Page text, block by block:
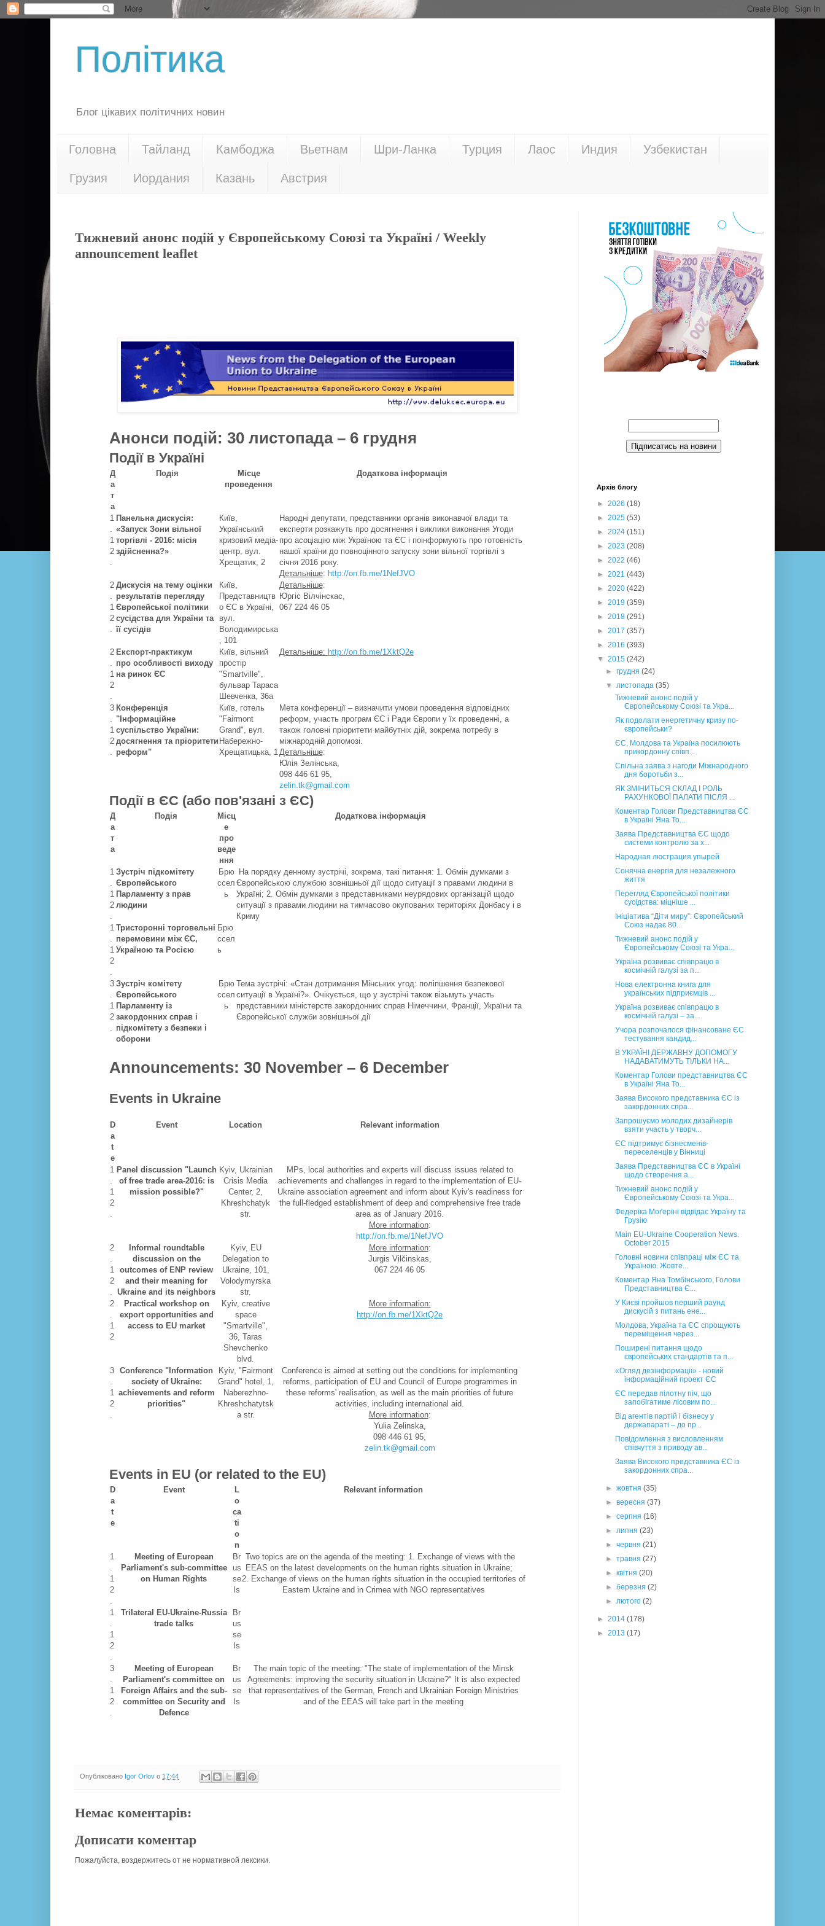
Політика
Блог цікавих політичних новин
Головна Тайланд Камбоджа Вьетнам Шри-Ланка Турция Лаос Индия Узбекистан
Грузия Иордания Казань Австрия
Тижневий анонс подій у Європейському Союзі та Україні / Weekly
announcement leaflet
Анонси подій: 30 листопада – 6 грудня
Події в Україні
Д
а
т
а
Подія
Місце
проведення
Додаткова інформація
1
.
1
2
.
Панельна дискусія:
«Запуск Зони вільної
торгівлі - 2016: місія
здійсненна?»
Київ,
Український
кризовий медіа-
центр, вул.
Хрещатик, 2
Народні депутати, представники органів виконавчої влади та
експерти розкажуть про досягнення і виклики виконання Угоди
про асоціацію між Україною та ЄС і поінформують про готовність
нашої країни до повноцінного запуску зони вільної торгівлі з
січня 2016 року.
Детальніше: http://on.fb.me/1NefJVO
2
.
1
2
.
Дискусія на тему оцінки
результатів перегляду
Європейської політики
сусідства для України та
її сусідів
Київ,
Представництв
о ЄС в Україні,
вул.
Володимирська
, 101
Детальніше:
Юргіс Вілчінскас,
067 224 46 05
2
.
1
2
.
Експорт-практикум
про особливості виходу
на ринок ЄС
Київ, вільний
простір
"Smartville",
бульвар Тараса
Шевченка, 36а
Детальніше: http://on.fb.me/1XktQ2e
3
.
1
2
.
Конференція
"Інформаційне
суспільство України:
досягнення та пріоритети
реформ"
Київ, готель
"Fairmont
Grand", вул.
Набережно-
Хрещатицька, 1
Мета конференції – визначити умови проведення відповідних
реформ, участь програм ЄС і Ради Європи у їх проведенні, а
також головні пріоритети майбутніх дій, зокрема потребу в
міжнародній допомозі.
Детальніше:
Юлія Зелінська,
098 446 61 95,
zelin.tk@gmail.com
Події в ЄС (або пов'язані з ЄС)
Д
а
т
а
Подія
Місц
е
про
веде
ння
Додаткова інформація
1
.
1
2
.
Зустріч підкомітету
Європейського
Парламенту з прав
людини
Брю
ссел
ь
На порядку денному зустрічі, зокрема, такі питання: 1. Обмін думками з
Європейською службою зовнішньої дії щодо ситуації з правами людини в
Україні; 2. Обмін думками з представниками неурядових організацій щодо
ситуації з правами людини на тимчасово окупованих територіях Донбасу і в
Криму
1
.
1
2
.
Тристоронні торговельні
перемовини між ЄС,
Україною та Росією
Брю
ссел
ь
3
.
1
2
.
Зустріч комітету
Європейського
Парламенту із
закордонних справ і
підкомітету з безпеки і
оборони
Брю
ссел
ь
Тема зустрічі: «Стан дотримання Мінських угод: поліпшення безпекової
ситуації в Україні?». Очікується, що у зустрічі також візьмуть участь
представники міністерств закордонних справ Німеччини, Франції, України та
Європейської служби зовнішньої дії
Announcements: 30 November – 6 December
Events in Ukraine
D
a
t
e
Event Location Relevant information
1
.
1
2
.
Panel discussion "Launch
of free trade area-2016: is
mission possible?"
Kyiv, Ukrainian
Crisis Media
Center, 2,
Khreshchatyk
str.
MPs, local authorities and experts will discuss issues related to
achievements and challenges in regard to the implementation of EU-
Ukraine association agreement and inform about Kyiv's readiness for
the full-fledged establishment of deep and comprehensive free trade
area as of January 2016.
More information:
http://on.fb.me/1NefJVO
2
.
1
2
.
Informal roundtable
discussion on the
outcomes of ENP review
and their meaning for
Ukraine and its neighbors
Kyiv, EU
Delegation to
Ukraine, 101,
Volodymyrska
str.
More information:
Jurgis Vilčinskas,
067 224 46 05
2
.
1
2
Practical workshop on
export opportunities and
access to EU market
Kyiv, creative
space
"Smartville",
36, Taras
Shevchenko
blvd.
More information:
http://on.fb.me/1XktQ2e
3
.
1
2
.
Conference "Information
society of Ukraine:
achievements and reform
priorities"
Kyiv, "Fairmont
Grand" hotel, 1,
Naberezhno-
Khreshchatytsk
a str.
Conference is aimed at setting out the conditions for implementing
reforms, participation of EU and Council of Europe programmes in
these reforms' realisation, as well as the main priorities of future
activities, including international aid.
More information:
Yulia Zelinska,
098 446 61 95,
zelin.tk@gmail.com
Events in EU (or related to the EU)
D
a
t
e
Event
L
o
ca
ti
o
n
Relevant information
1
.
1
2
.
Meeting of European
Parliament's sub-committee
on Human Rights
Br
us
se
ls
Two topics are on the agenda of the meeting: 1. Exchange of views with the
EEAS on the latest developments on the human rights situation in Ukraine;
2. Exchange of views on the human rights situation in the occupied territories of
Eastern Ukraine and in Crimea with NGO representatives
1
.
1
2
.
Trilateral EU-Ukraine-Russia
trade talks
Br
us
se
ls
3
.
1
2
.
Meeting of European
Parliament's committee on
Foreign Affairs and the sub-
committee on Security and
Defence
Br
us
se
ls
The main topic of the meeting: "The state of implementation of the Minsk
Agreements: improving the security situation in Ukraine?" It is also expected
that representatives of the German, French and Ukrainian Foreign Ministries
and of the EEAS will take part in the meeting
Опубліковано Igor Orlov о 17:44
Немає коментарів:
Дописати коментар
Пожалуйста, воздержитесь от не нормативной лексики.
Архів блогу
► 2026 (18)
► 2025 (53)
► 2024 (151)
► 2023 (208)
► 2022 (46)
► 2021 (443)
► 2020 (422)
► 2019 (359)
► 2018 (291)
► 2017 (357)
► 2016 (393)
▼ 2015 (242)
►грудня(24)
▼листопада(35)
Тижневий анонс подій у
Європейському Союзі та Укра...
Як подолати енергетичну кризу по-
європейськи?
ЄС, Молдова та Україна посилюють
прикордонну співп...
Спільна заява з нагоди Міжнародного
дня боротьби з...
ЯК ЗМІНИТЬСЯ СКЛАД І РОЛЬ
РАХУНКОВОЇ ПАЛАТИ ПІСЛЯ ...
Коментар Голови Представництва ЄС
в Україні Яна То...
Заява Представництва ЄС щодо
системи контролю за х...
Народная люстрация упырей
Сонячна енергія для незалежного
життя
Перегляд Європейської політики
сусідства: міцніше ...
Ініціатива “Діти миру”: Європейський
Союз надає 80...
Тижневий анонс подій у
Європейському Союзі та Укра...
Україна розвиває співпрацю в
космічній галузі за п...
Нова електронна книга для
українських підприємців ...
Україна розвиває співпрацю в
космічній галузі – за...
Учора розпочалося фінансоване ЄС
тестування кандид...
В УКРАЇНІ ДЕРЖАВНУ ДОПОМОГУ
НАДАВАТИМУТЬ ТІЛЬКИ НА...
Коментар Голови представництва ЄС
в Україні Яна То...
Заява Високого представника ЄС із
закордонних спра...
Запрошуємо молодих дизайнерів
взяти участь у творч...
ЄС підтримує бізнесменів-
переселенців у Вінниці
Заява Представництва ЄС в Україні
щодо створення а...
Тижневий анонс подій у
Європейському Союзі та Укра...
Федеріка Моґеріні відвідає Україну та
Грузію
Main EU-Ukraine Cooperation News.
October 2015
Головні новини співпраці між ЄС та
Україною. Жовте...
Коментар Яна Томбінського, Голови
Представництва Є...
У Києві пройшов перший раунд
дискусій з питань ене...
Молдова, Україна та ЄС спрощують
переміщення через...
Поширені питання щодо
європейських стандартів та п...
«Огляд дезінформації» - новий
інформаційний проект ЄС
ЄС передав пілотну піч, що
запобігатиме лісовим по...
Від агентів партій і бізнесу у
держапараті – до пр...
Повідомлення з висловленням
співчуття з приводу ав...
Заява Високого представника ЄС із
закордонних спра...
►жовтня(35)
►вересня(37)
►серпня(16)
►липня(23)
►червня(21)
►травня(27)
►квітня(20)
►березня(2)
►лютого(2)
► 2014 (178)
► 2013 (17)